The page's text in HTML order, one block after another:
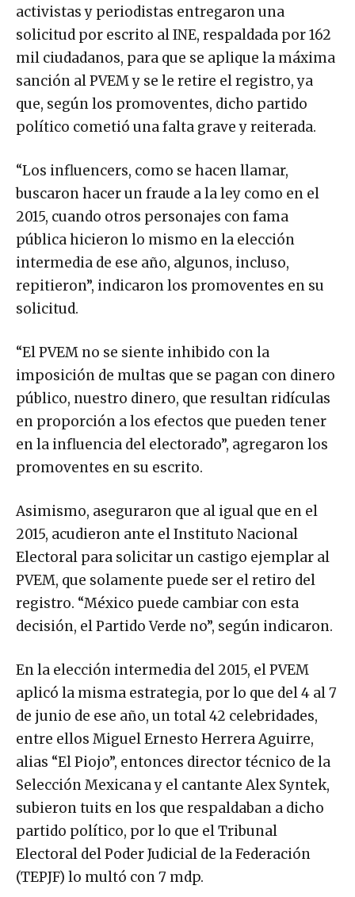
activistas y periodistas entregaron una
solicitud por escrito al INE, respaldada por 162
mil ciudadanos, para que se aplique la máxima
sanción al PVEM y se le retire el registro, ya
que, según los promoventes, dicho partido
político cometió una falta grave y reiterada.
“Los influencers, como se hacen llamar,
buscaron hacer un fraude a la ley como en el
2015, cuando otros personajes con fama
pública hicieron lo mismo en la elección
intermedia de ese año, algunos, incluso,
repitieron”, indicaron los promoventes en su
solicitud.
“El PVEM no se siente inhibido con la
imposición de multas que se pagan con dinero
público, nuestro dinero, que resultan ridículas
en proporción a los efectos que pueden tener
en la influencia del electorado”, agregaron los
promoventes en su escrito.
Asimismo, aseguraron que al igual que en el
2015, acudieron ante el Instituto Nacional
Electoral para solicitar un castigo ejemplar al
PVEM, que solamente puede ser el retiro del
registro. “México puede cambiar con esta
decisión, el Partido Verde no”, según indicaron.
En la elección intermedia del 2015, el PVEM
aplicó la misma estrategia, por lo que del 4 al 7
de junio de ese año, un total 42 celebridades,
entre ellos Miguel Ernesto Herrera Aguirre,
alias “El Piojo”, entonces director técnico de la
Selección Mexicana y el cantante Alex Syntek,
subieron tuits en los que respaldaban a dicho
partido político, por lo que el Tribunal
Electoral del Poder Judicial de la Federación
(TEPJF) lo multó con 7 mdp.